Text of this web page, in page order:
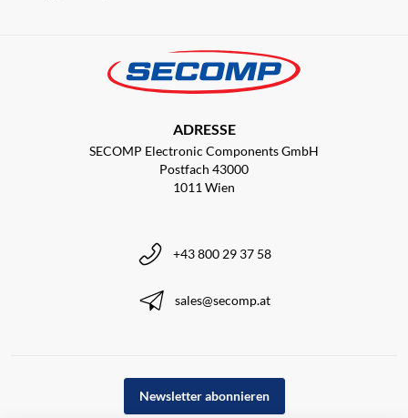
ADRESSE
SECOMP Electronic Components GmbH
Postfach 43000
1011 Wien
+43 800 29 37 58
sales@secomp.at
Newsletter abonnieren